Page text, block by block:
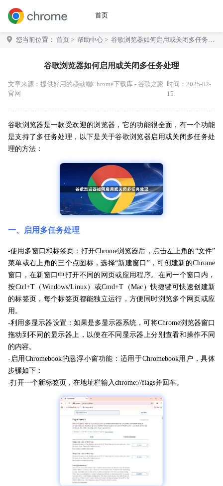
首页
您当前位置： 首页 > 帮助中心 > 谷歌浏览器如何启用或关闭多任务处
谷歌浏览器如何启用或关闭多任务处理
文章来源： 提供好用的移动端Chrome下载库 - 谷歌之家
官网
时间：2025-02-
15
谷歌浏览器是一款受欢迎的浏览器，它的功能很全面，有一个功能
是支持了多任务处理，以下是关于谷歌浏览器启用或关闭多任务处
理的方法：
一、启用多任务处理
-使用多窗口和标签页：打开Chrome浏览器后，点击左上角的“文件”
菜单或右上角的三个点图标，选择“新建窗口”，可创建新的Chrome
窗口，在新窗口中打开不同的网页或应用程序。在同一个窗口内，
按Ctrl+T（Windows/Linux）或Cmd+T（Mac）快捷键可快速创建新
的标签页，每个标签页都能独立运行，方便同时浏览多个网页或应
用。
-利用多显示器设置：如果是多显示器系统，可将Chrome浏览器窗口
拖动到不同的显示器上，以便在不同显示器上分别查看和操作不同
的内容。
-启用Chromebook的悬浮小窗功能：适用于Chromebook用户，具体
步骤如下：
-打开一个新标签页，在地址栏输入chrome://flags并回车。